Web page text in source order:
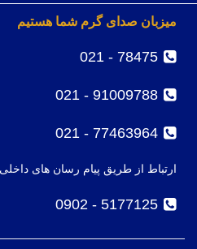
میزبان صدای گرم شما هستیم
78475 - 021
91009788 - 021
77463964 - 021
ارتباط از طریق پیام رسان های داخلی
5177125 - 0902